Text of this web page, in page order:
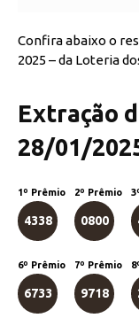
Confira abaixo o
2025 – da Loteria
Extração
28/01/
1º Prêmio
4338
2º Prêmio
0800
6º Prêmio
6733
7º Prêmio
9718